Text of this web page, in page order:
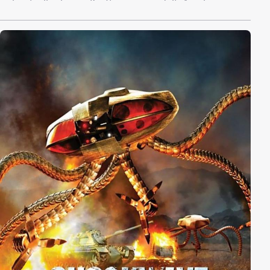
Quentin beginnt Amok zu laufen – und wird zur
Gefahr für alle, die ihm nahe stehen und für die, mit
seine süße Freundin Stephanie. Beinahe zu spät
versucht Grillo, das Monster zu stoppen.